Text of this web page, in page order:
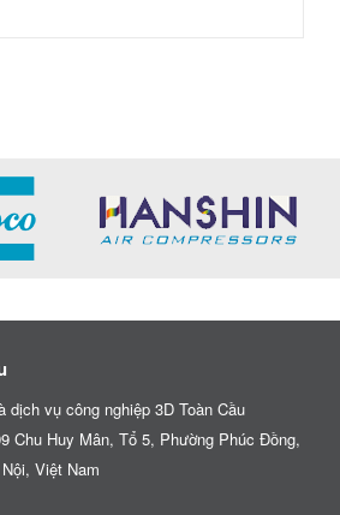
dịch vụ công nghiệp 3D Toàn Cầu
Chu Huy Mân, Tổ 5, Phường Phúc Đồng,
Việt Nam